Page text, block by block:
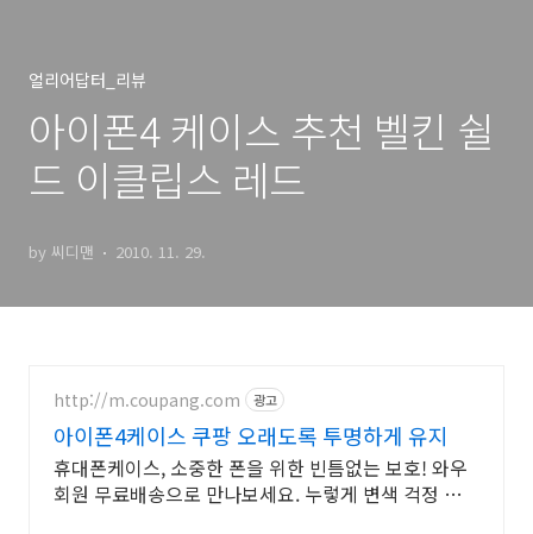
얼리어답터_리뷰
아이폰4 케이스 추천 벨킨 쉴
드 이클립스 레드
by 씨디맨 2010. 11. 29.
http://m.coupang.com 광고
아이폰4케이스 쿠팡 오래도록 투명하게 유지
휴대폰케이스, 소중한 폰을 위한 빈틈없는 보호! 와우
회원 무료배송으로 만나보세요. 누렇게 변색 걱정 없는